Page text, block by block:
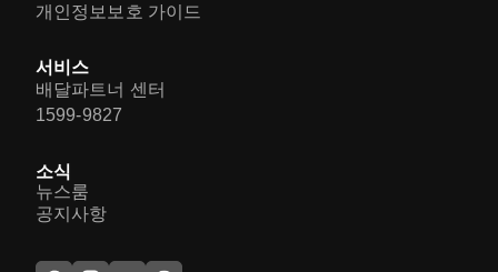
개인정보보호 가이드
서비스
배달파트너 센터
1599-9827
소식
뉴스룸
공지사항